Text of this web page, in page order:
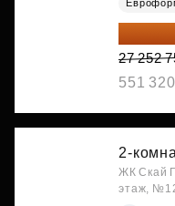
23 982
27 252
551
2-
ЖК Скай
этаж,